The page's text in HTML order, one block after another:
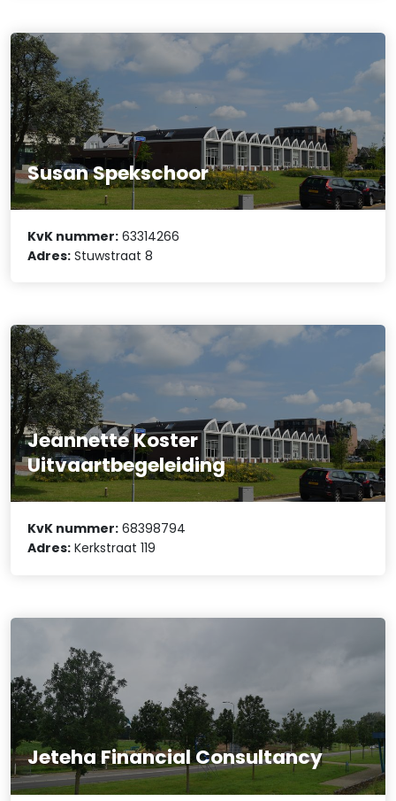
Susan Spekschoor
KvK nummer: 63314266
Adres: Stuwstraat 8
Jeannette Koster
Uitvaartbegeleiding
KvK nummer: 68398794
Adres: Kerkstraat 119
Jeteha Financial Consultancy